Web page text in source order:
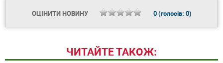
ОЦІНИТИ НОВИНУ 0(голосів: 0)
ЧИТАЙТЕ ТАКОЖ: